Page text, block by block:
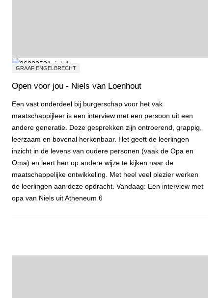
GRAAF ENGELBRECHT
Open voor jou - Niels van Loenhout
Een vast onderdeel bij burgerschap voor het vak
maatschappijleer is een interview met een persoon uit een
andere generatie. Deze gesprekken zijn ontroerend, grappig,
leerzaam en bovenal herkenbaar. Het geeft de leerlingen
inzicht in de levens van oudere personen (vaak de Opa en
Oma) en leert hen op andere wijze te kijken naar de
maatschappelijke ontwikkeling. Met heel veel plezier werken
de leerlingen aan deze opdracht. Vandaag: Een interview met
opa van Niels uit Atheneum 6